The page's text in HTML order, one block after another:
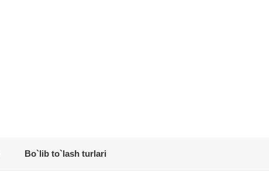
Bo`lib to`lash turlari